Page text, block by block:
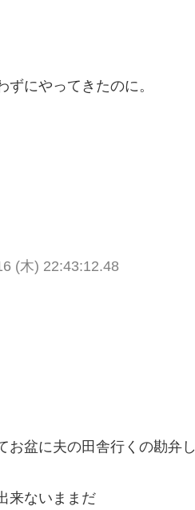
にやってきたのに。
(木) 22:43:12.48
お盆に夫の田舎行くの勘弁し
来ないままだ